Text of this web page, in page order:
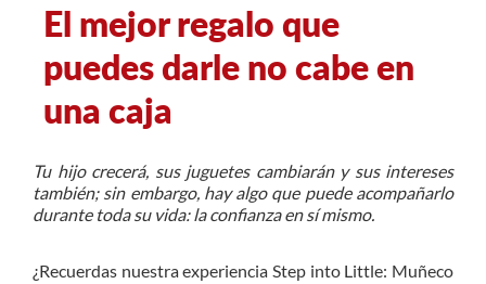
El mejor regalo que
puedes darle no cabe en
una caja
Tu hijo crecerá, sus juguetes cambiarán y sus intereses
también; sin embargo, hay algo que puede acompañarlo
durante toda su vida: la confianza en sí mismo.
¿Recuerdas nuestra experiencia Step into Little: Muñeco